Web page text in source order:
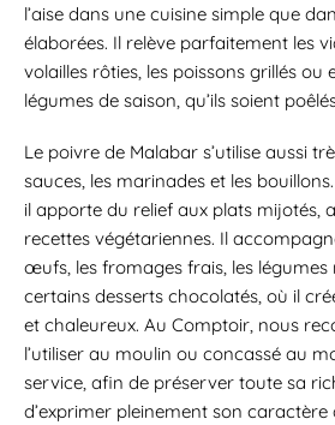
l’aise dans une cuisine simple que
élaborées. Il relève parfaitement les
volailles rôties, les poissons grillés ou
légumes de saison, qu’ils soient
Le poivre de Malabar s’utilise aussi
sauces, les marinades et les
il apporte du relief aux plats mijotés,
recettes végétariennes. Il
œufs, les fromages frais, les légumes
certains desserts chocolatés, où il
et chaleureux. Au Comptoir, nous
l’utiliser au moulin ou concassé au
service, afin de préserver toute sa
d’exprimer pleinement son caractère